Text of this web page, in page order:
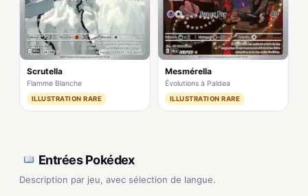
Scrutella
Flamme Blanche
ILLUSTRATION RARE
Mesmérella
Évolutions à Paldea
ILLUSTRATION RARE
Entrées Pokédex
Description par jeu, avec sélection de langue.